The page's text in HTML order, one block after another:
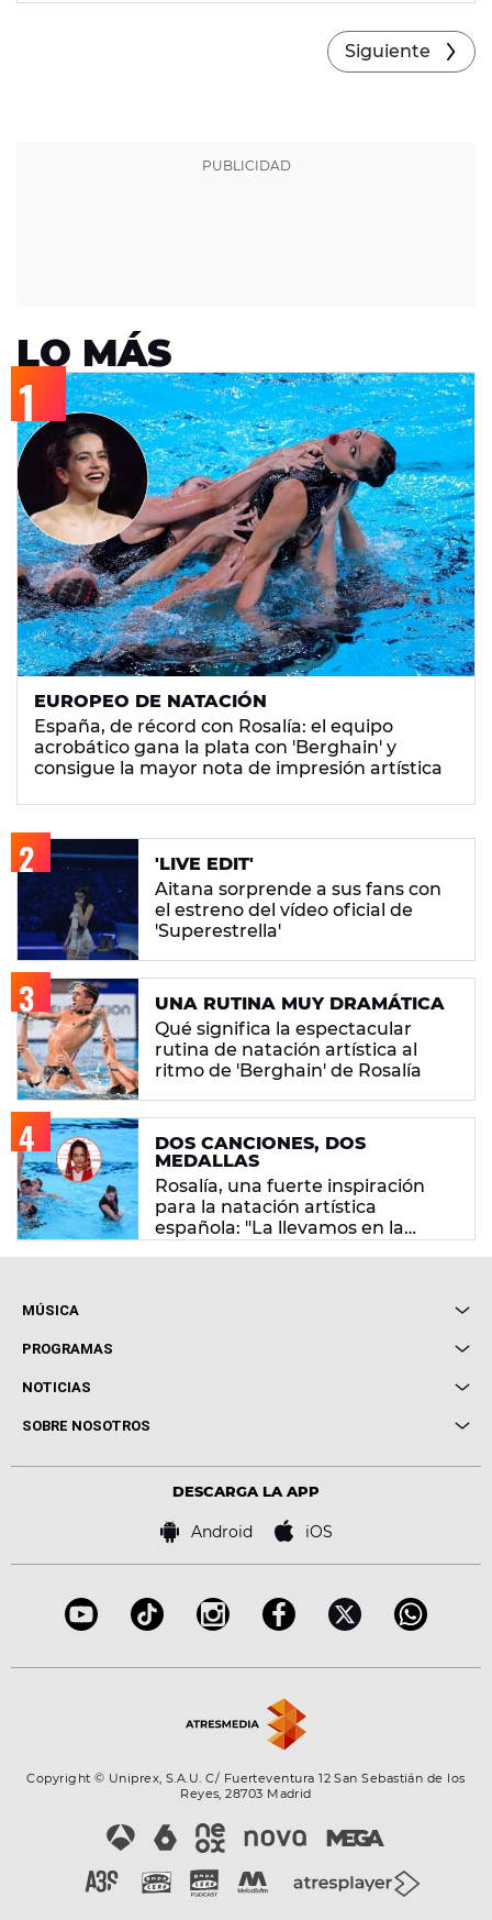
Siguiente
LO MÁS
EUROPEO DE NATACIÓN
España, de récord con Rosalía: el equipo
acrobático gana la plata con 'Berghain' y
consigue la mayor nota de impresión artística
'LIVE EDIT'
Aitana sorprende a sus fans con
el estreno del vídeo oficial de
'Superestrella'
UNA RUTINA MUY DRAMÁTICA
Qué significa la espectacular
rutina de natación artística al
ritmo de 'Berghain' de Rosalía
DOS CANCIONES, DOS
MEDALLAS
Rosalía, una fuerte inspiración
para la natación artística
española: "La llevamos en la
MÚSICA
Local de Ensayo Europa FM
Conciertos
PROGRAMAS
Cuerpos especiales
Locutores Europa FM
NOTICIAS
Cine y Televisión
Virales
SOBRE NOSOTROS
Bases de concursos
DESCARGA LA APP
Android iOS
Copyright © Uniprex, S.A.U. C/ Fuerteventura 12 San Sebastián de los
Reyes, 28703 Madrid